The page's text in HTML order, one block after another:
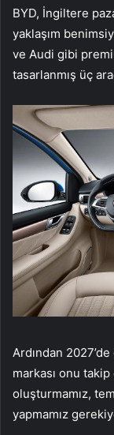
BYD, İngiltere
yaklaşım
ve Audi gibi
tasarlanmış üç
Ardından
markası onu takip
oluşturmamız,
yapmamız